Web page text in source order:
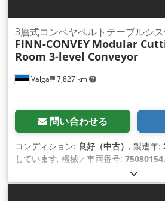
Valga 7,827 km
3層式コンベヤベルトテーブルシ
FINN-CONVEY Modular
Room 3-level Conveyor
問い合わせる
コンディション: 良好（中古） , 製造年:
しています, 機械／車両番号:
, 入力電流: